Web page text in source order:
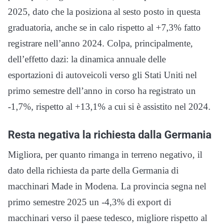
2025, dato che la posiziona al sesto posto in questa
graduatoria, anche se in calo rispetto al +7,3% fatto
registrare nell’anno 2024. Colpa, principalmente,
dell’effetto dazi: la dinamica annuale delle
esportazioni di autoveicoli verso gli Stati Uniti nel
primo semestre dell’anno in corso ha registrato un
-1,7%, rispetto al +13,1% a cui si è assistito nel 2024.
Resta negativa la richiesta dalla Germania
Migliora, per quanto rimanga in terreno negativo, il
dato della richiesta da parte della Germania di
macchinari Made in Modena. La provincia segna nel
primo semestre 2025 un -4,3% di export di
macchinari verso il paese tedesco, migliore rispetto al